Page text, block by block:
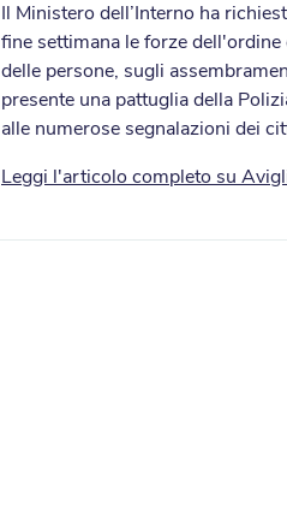
Il Ministero dell’Interno ha
fine settimana le forze
delle persone, sugli
presente una pattuglia della
alle numerose segnalazioni dei
Leggi l'articolo completo su